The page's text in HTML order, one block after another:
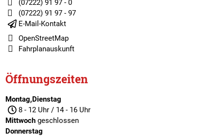
(07222) 91 97 - 0
(07222) 91 97 - 97
E-Mail-Kontakt
OpenStreetMap
Fahrplanauskunft
Öffnungszeiten
Montag,Dienstag
8 - 12 Uhr / 14 - 16 Uhr
Mittwochgeschlossen
Donnerstag